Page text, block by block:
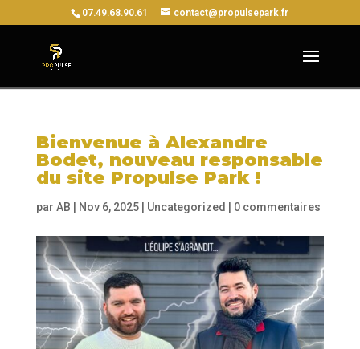
07.49.68.90.61 contact@propulsepark.fr
Bienvenue à Alexandre
Bodet, nouveau responsable
du site Propulse Park !
par AB Nov 6, 2025| Uncategorized 0 commentaires